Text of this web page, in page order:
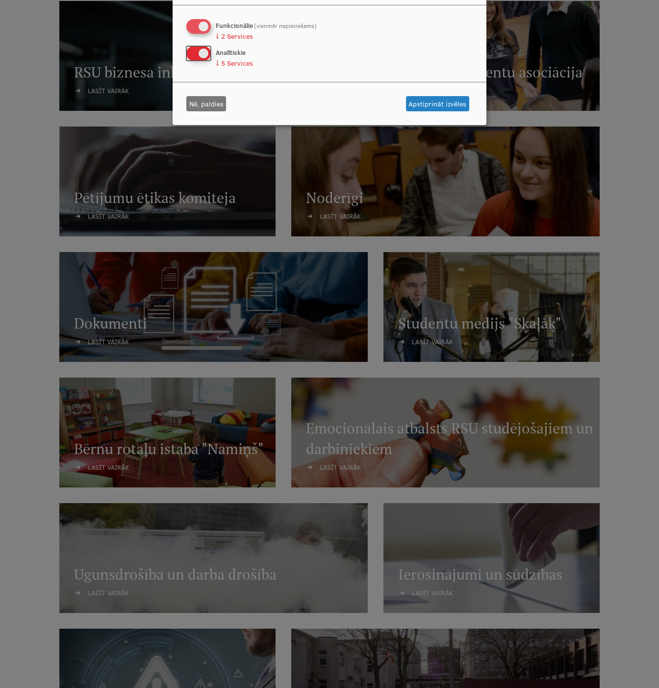
RSU biznesa inkubators
LASĪT VAIRĀK
Ārvalstu studentu asociācija
Pētījumu ētikas komiteja
LASĪT VAIRĀK
Noderīgi
LASĪT VAIRĀK
Dokumenti
LASĪT VAIRĀK
Studentu medijs "Skaļāk"
LASĪT VAIRĀK
Bērnu rotaļu istaba "Namiņš"
LASĪT VAIRĀK
Emocionālais atbalsts RSU studējošajiem un
darbiniekiem
LASĪT VAIRĀK
Ugunsdrošība un darba drošība
LASĪT VAIRĀK
Ierosinājumi un sūdzības
LASĪT VAIRĀK
Funkcionālie(vienmēr nepieciešams)
↓ 2 Services
Analītiskie
↓ 5 Services
Nē, paldies Apstiprināt izvēles